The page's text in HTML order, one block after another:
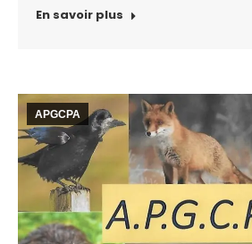
En savoir plus
APGCPA